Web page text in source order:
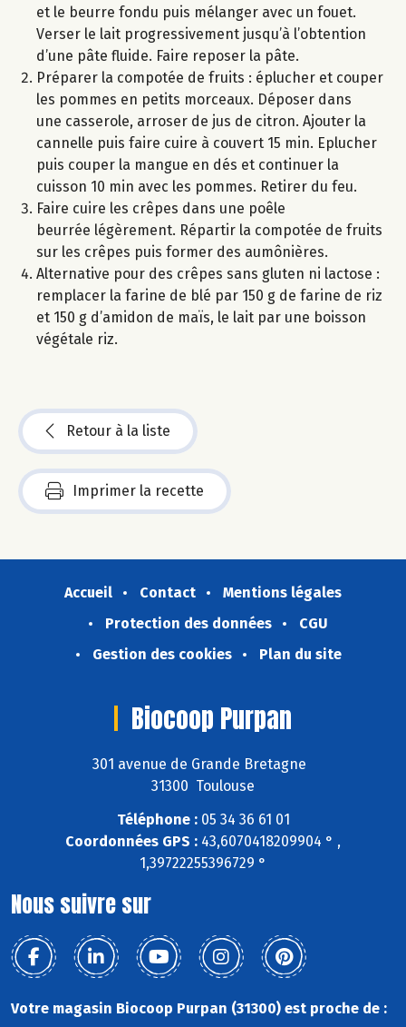
et le beurre fondu puis mélanger avec un fouet.
Verser le lait progressivement jusqu’à l’obtention
d’une pâte fluide. Faire reposer la pâte.
Préparer la compotée de fruits : éplucher et couper
les pommes en petits morceaux. Déposer dans
une casserole, arroser de jus de citron. Ajouter la
cannelle puis faire cuire à couvert 15 min. Eplucher
puis couper la mangue en dés et continuer la
cuisson 10 min avec les pommes. Retirer du feu.
Faire cuire les crêpes dans une poêle
beurrée légèrement. Répartir la compotée de fruits
sur les crêpes puis former des aumônières.
Alternative pour des crêpes sans gluten ni lactose :
remplacer la farine de blé par 150 g de farine de riz
et 150 g d’amidon de maïs, le lait par une boisson
végétale riz.
Retour à la liste
Imprimer la recette
Accueil Contact
Mentions légales
Protection des données
CGU
Gestion des cookies
Plan du site
Biocoop Purpan
301 avenue de Grande Bretagne
31300 Toulouse
Téléphone :05 34 36 61 01
Coordonnées GPS : 43,6070418209904 ° ,
1,39722255396729 °
Nous suivre sur
Votre magasin Biocoop Purpan (31300) est proche de :